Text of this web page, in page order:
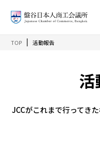
TOP 活動報告
活
JCCがこれまで行ってき